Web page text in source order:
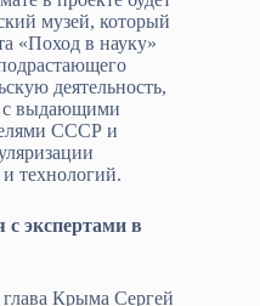
музей, который
«Поход в науку»
деятельность,
с выдающими
СССР и
технологий.
экспертами в
Крыма Сергей